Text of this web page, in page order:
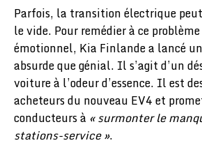
Parfois, la transition électrique
le vide. Pour remédier à ce problème
émotionnel, Kia Finlande a lancé
absurde que génial. Il s’agit d’un
voiture à l’odeur d’essence. Il est
acheteurs du nouveau EV4 et
conducteurs à « surmonter le
stations-service ».